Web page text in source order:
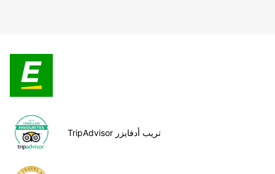
TripAdvisor تريب أدفايزر